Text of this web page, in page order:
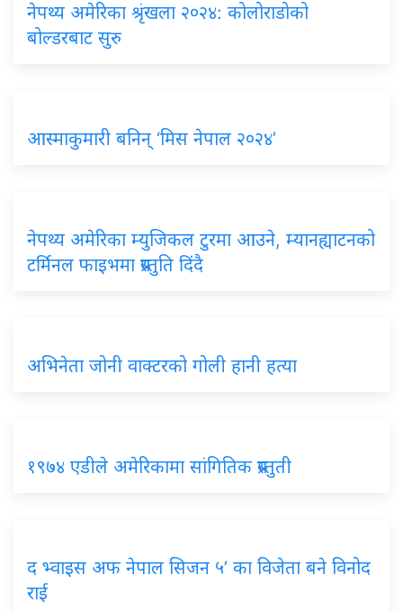
नेपथ्य अमेरिका श्रृंखला २०२४: कोलोराडोको
बोल्डरबाट सुरु
आस्माकुमारी बनिन् ‘मिस नेपाल २०२४’
नेपथ्य अमेरिका म्युजिकल टुरमा आउने, म्यानह्याटनको
टर्मिनल फाइभमा प्रस्तुति दिंदै
अभिनेता जोनी वाक्टरको गोली हानी हत्या
१९७४ एडीले अमेरिकामा सांगितिक प्रस्तुती
द भ्वाइस अफ नेपाल सिजन ५’ का विजेता बने विनोद
राई